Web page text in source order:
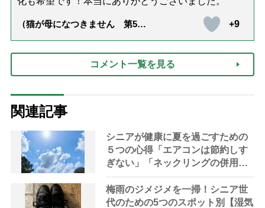
（猫が母になつきません 第500
+9
コメント一覧を見る
関連記事
シニアが健康に夏を過ごすための
５つの心得「エアコンは節約しす
ぎない」「ネックリングの併用で
電気代をお得に」【節約＆家事ア
ドバイザー解説】
梅雨のジメジメを一掃！シニア世
代のための5つのスポット別【湿気